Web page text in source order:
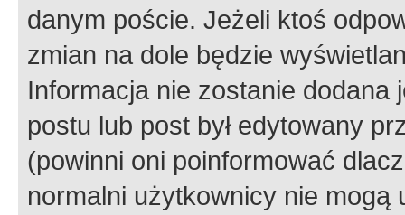
danym poście. Jeżeli ktoś
zmian na dole będzie
Informacja nie zostanie dodana
postu lub post był edytowany
(powinni oni poinformować
normalni użytkownicy nie